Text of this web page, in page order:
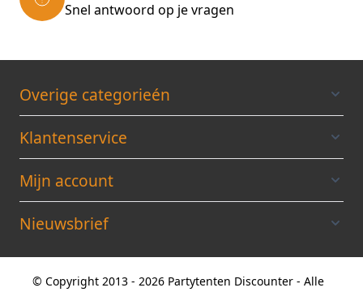
Honderd procent waterdicht en UV bestendig
De Partytent word compleet in dozen
elastieken haringen, scheerlijnen en
Snel antwoord op je vragen
Overige categorieén
Klantenservice
Mijn account
Nieuwsbrief
© Copyright 2013 - 2026 Partytenten Discounter - Alle